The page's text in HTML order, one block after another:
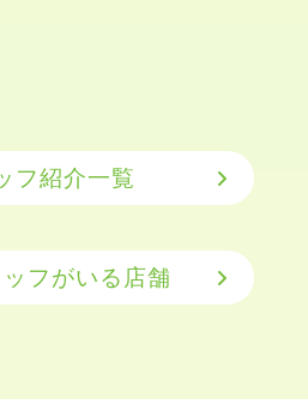
フ紹介一覧
フがいる店舗